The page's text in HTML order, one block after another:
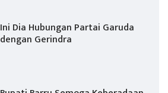
Ini Dia Hubungan Partai Garuda
dengan Gerindra